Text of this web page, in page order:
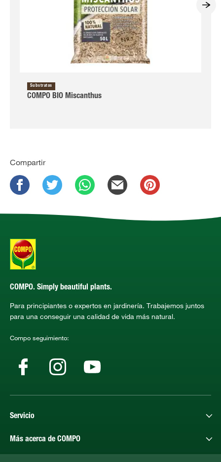
Substratos
COMPO BIO Miscanthus
Compartir
COMPO. Simply beautiful plants.
Para principiantes o expertos en jardinería. Trabajemos juntos
para una conseguir una calidad de vida más natural.
Compo seguimiento:
Servicio
Más acerca de COMPO